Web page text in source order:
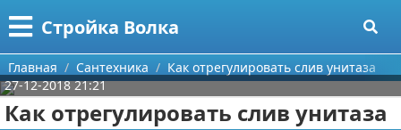
Стройка Волка
Меню
Главная
Категории
Главная Сантехника
Как отрегулировать слив унитаза
27-12-2018 21:21
Как отрегулировать слив унитаза